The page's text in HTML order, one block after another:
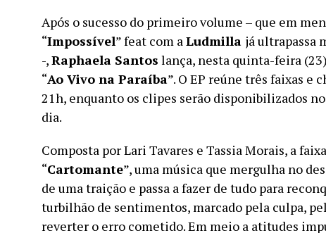
Após o sucesso do primeiro volume – que em
“Impossível” feat com aLudmilla já ultrapassa
-,Raphaela Santos lança, nesta quinta-feira
“Ao Vivo na Paraíba”. O EP reúne três faixas e
21h, enquanto os clipes serão disponibilizados
dia.
Composta por Lari Tavares e Tassia Morais, a
“Cartomante”, uma música que mergulha no
de uma traição e passa a fazer de tudo para
turbilhão de sentimentos, marcado pela culpa,
reverter o erro cometido. Em meio a atitudes